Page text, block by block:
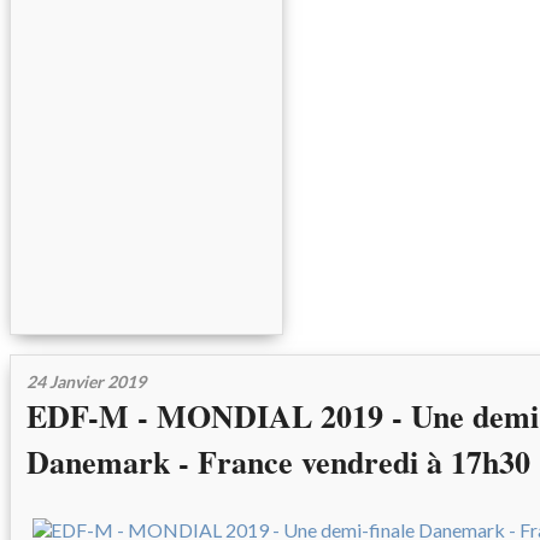
24 Janvier 2019
EDF-M - MONDIAL 2019 - Une
Danemark - France vendredi à 17h30